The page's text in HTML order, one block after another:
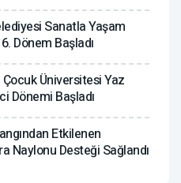
Sanatla Yaşam
Dönem Başladı
Üniversitesi Yaz
Dönemi Başladı
Etkilenen
Naylonu Desteği Sağlandı